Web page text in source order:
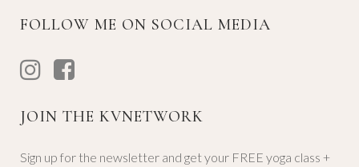
FOLLOW ME ON SOCIAL MEDIA
JOIN THE KVNETWORK
Sign up for the newsletter and get your FREE yoga class +